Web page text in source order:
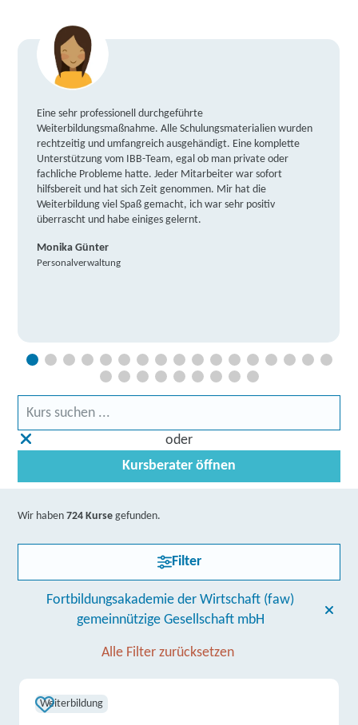
Eine sehr professionell durchgeführte
Weiterbildungsmaßnahme. Alle Schulungsmaterialien wurden
rechtzeitig und umfangreich ausgehändigt. Eine komplette
Unterstützung vom IBB-Team, egal ob man private oder
fachliche Probleme hatte. Jeder Mitarbeiter war sofort
hilfsbereit und hat sich Zeit genommen. Mir hat die
Weiterbildung viel Spaß gemacht, ich war sehr positiv
überrascht und habe einiges gelernt.
Monika Günter
Personalverwaltung
oder
Kursberater öffnen
Wir haben724 Kurse gefunden.
Filter
Fortbildungsakademie der Wirtschaft (faw)
gemeinnützige Gesellschaft mbH
Alle Filter zurücksetzen
Weiterbildung